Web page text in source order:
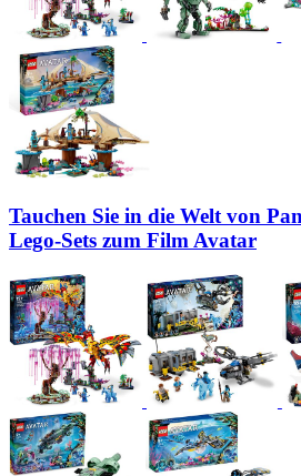
Tauchen Sie in die Welt von
Lego-Sets zum Film Avatar